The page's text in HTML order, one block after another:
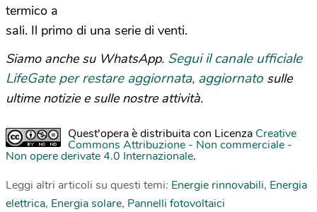
termico a
sali. Il primo di una serie di venti.
Siamo anche su WhatsApp. Segui il canale ufficiale
LifeGate per restare aggiornata, aggiornato sulle
ultime notizie e sulle nostre attività.
Quest'opera è distribuita con Licenza Creative
Commons Attribuzione - Non commerciale -
Non opere derivate 4.0 Internazionale.
Leggi altri articoli su questi temi: Energie rinnovabili, Energia
elettrica, Energia solare, Pannelli fotovoltaici